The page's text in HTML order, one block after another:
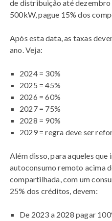
de distribuição até
500kW, pague 15% dos
Após esta data, as taxas
ano. Veja:
2024 = 30%
2025 = 45%
2026 = 60%
2027 = 75%
2028 = 90%
2029 = regra deve ser
Além disso, para aqueles que
autoconsumo remoto acima
compartilhada, com um
25% dos créditos, devem:
De 2023 a 2028 pagar